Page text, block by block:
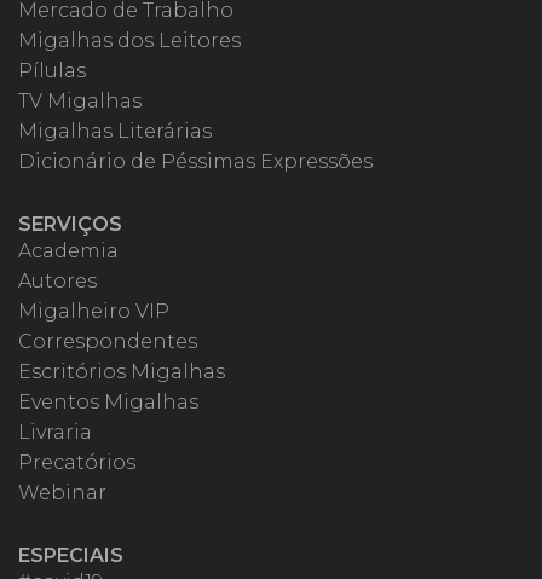
Mercado de Trabalho
Migalhas dos Leitores
Pílulas
TV Migalhas
Migalhas Literárias
Dicionário de Péssimas Expressões
SERVIÇOS
Academia
Autores
Migalheiro VIP
Correspondentes
Escritórios Migalhas
Eventos Migalhas
Livraria
Precatórios
Webinar
ESPECIAIS